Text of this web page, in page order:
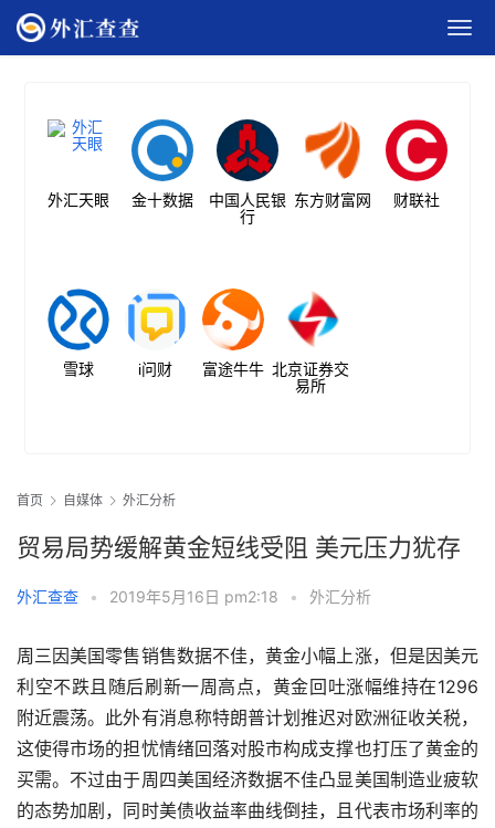
外汇天眼 金十数据
中国人民银
行
东方财富网 财联社
雪球 i问财 富途牛牛 北京证券交
易所
首页 自媒体 外汇分析
贸易局势缓解黄金短线受阻 美元压力犹存
外汇查查 • 2019年5月16日 pm2:18 • 外汇分析
周三因美国零售销售数据不佳，黄金小幅上涨，但是因美元
利空不跌且随后刷新一周高点，黄金回吐涨幅维持在1296
附近震荡。此外有消息称特朗普计划推迟对欧洲征收关税，
这使得市场的担忧情绪回落对股市构成支撑也打压了黄金的
买需。不过由于周四美国经济数据不佳凸显美国制造业疲软
的态势加剧，同时美债收益率曲线倒挂，且代表市场利率的